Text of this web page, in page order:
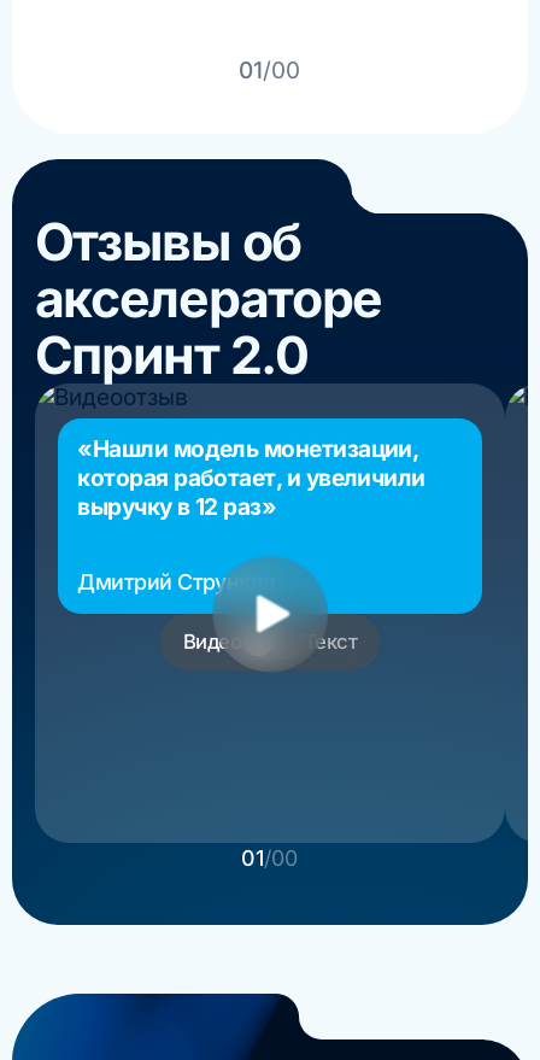
01/00
Отзывы об
акселераторе
Спринт 2.0
«Нашли модель монетизации,
которая работает, и увеличили
выручку в 12 раз»
Дмитрий Стрункин
основатель РосМигрант
Видео Текст
01/00